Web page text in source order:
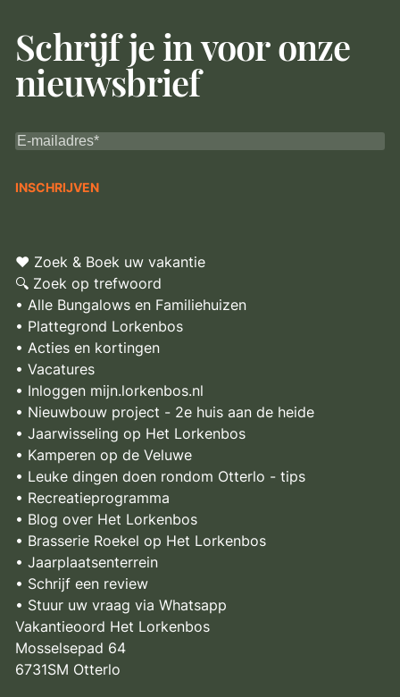
Schrijf je in voor onze
nieuwsbrief
♥ Zoek & Boek uw vakantie
🔍 Zoek op trefwoord
• Alle Bungalows en Familiehuizen
• Plattegrond Lorkenbos
• Acties en kortingen
• Vacatures
• Inloggen mijn.lorkenbos.nl
• Nieuwbouw project - 2e huis aan de heide
• Jaarwisseling op Het Lorkenbos
• Kamperen op de Veluwe
• Leuke dingen doen rondom Otterlo - tips
• Recreatieprogramma
• Blog over Het Lorkenbos
• Brasserie Roekel op Het Lorkenbos
• Jaarplaatsenterrein
• Schrijf een review
• Stuur uw vraag via Whatsapp
Vakantieoord Het Lorkenbos
Mosselsepad 64
6731SM Otterlo